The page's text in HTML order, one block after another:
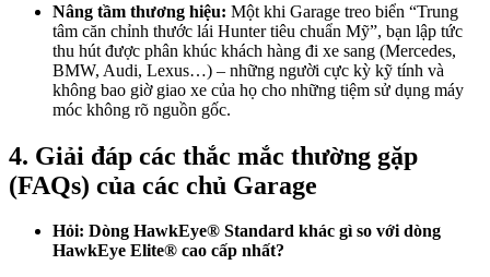
Nâng tầm thương hiệu: Một khi Garage treo biển “Trung
tâm căn chỉnh thước lái Hunter tiêu chuẩn Mỹ”, bạn lập tức
thu hút được phân khúc khách hàng đi xe sang (Mercedes,
BMW, Audi, Lexus…) – những người cực kỳ kỹ tính và
không bao giờ giao xe của họ cho những tiệm sử dụng máy
móc không rõ nguồn gốc.
4. Giải đáp các thắc mắc thường gặp
(FAQs) của các chủ Garage
Hỏi: Dòng HawkEye® Standard khác gì so với dòng
HawkEye Elite® cao cấp nhất?